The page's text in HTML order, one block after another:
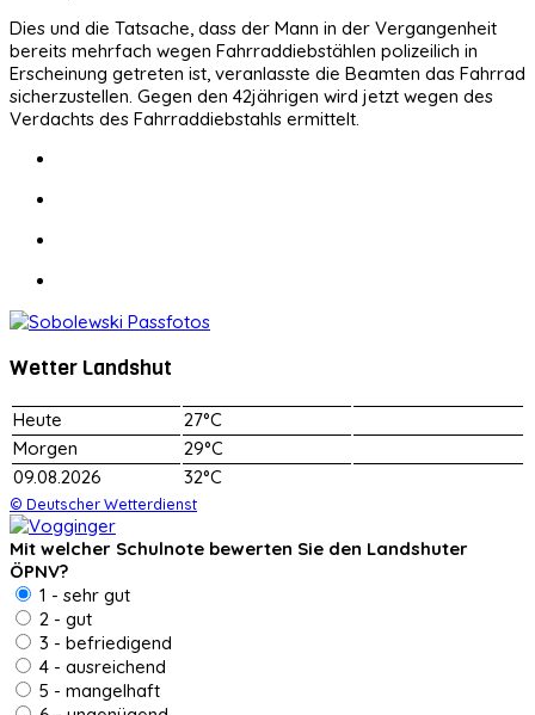
Dies und die Tatsache, dass der Mann in der Vergangenheit
bereits mehrfach wegen Fahrraddiebstählen polizeilich in
Erscheinung getreten ist, veranlasste die Beamten das Fahrrad
sicherzustellen. Gegen den 42jährigen wird jetzt wegen des
Verdachts des Fahrraddiebstahls ermittelt.
Wetter Landshut
Heute
27°C
Morgen
29°C
09.08.2026
32°C
© Deutscher Wetterdienst
Mit welcher Schulnote bewerten Sie den Landshuter
ÖPNV?
1 - sehr gut
2 - gut
3 - befriedigend
4 - ausreichend
5 - mangelhaft